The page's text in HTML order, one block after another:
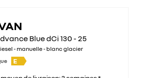
Blue dCi 130 - 25
- manuelle - blanc glacier
E